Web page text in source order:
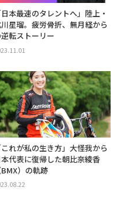
日本最速のタレントへ」陸上・
星瑠。疲労骨折、無月経から
転ストーリー
これが私の生き方」大怪我から
本代表に復帰した朝比奈綾香
BMX）の軌跡